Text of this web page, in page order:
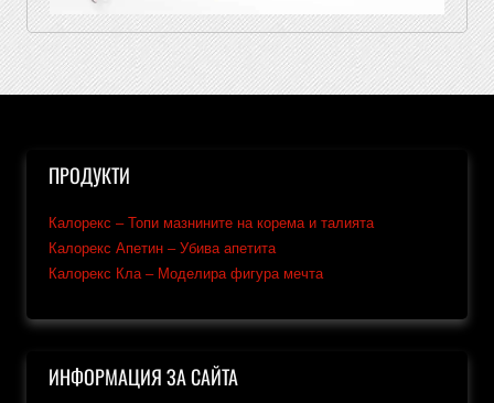
ПРОДУКТИ
Калорекс – Топи мазнините на корема и талията
Калорекс Апетин – Убива апетита
Калорекс Кла – Моделира фигура мечта
ИНФОРМАЦИЯ ЗА САЙТА